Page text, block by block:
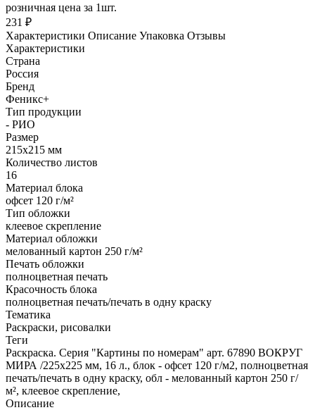
розничная цена за 1шт.
231 ₽
Характеристики Описание Упаковка Отзывы
Характеристики
Страна
Россия
Бренд
Феникс+
Тип продукции
- РИО
Размер
215х215 мм
Количество листов
16
Материал блока
офсет 120 г/м²
Тип обложки
клеевое скрепление
Материал обложки
мелованный картон 250 г/м²
Печать обложки
полноцветная печать
Красочность блока
полноцветная печать/печать в одну краску
Тематика
Раскраски, рисовалки
Теги
Раскраска. Серия "Картины по номерам" арт. 67890 ВОКРУГ
МИРА /225х225 мм, 16 л., блок - офсет 120 г/м2, полноцветная
печать/печать в одну краску, обл - мелованный картон 250 г/
м², клеевое скрепление,
Описание